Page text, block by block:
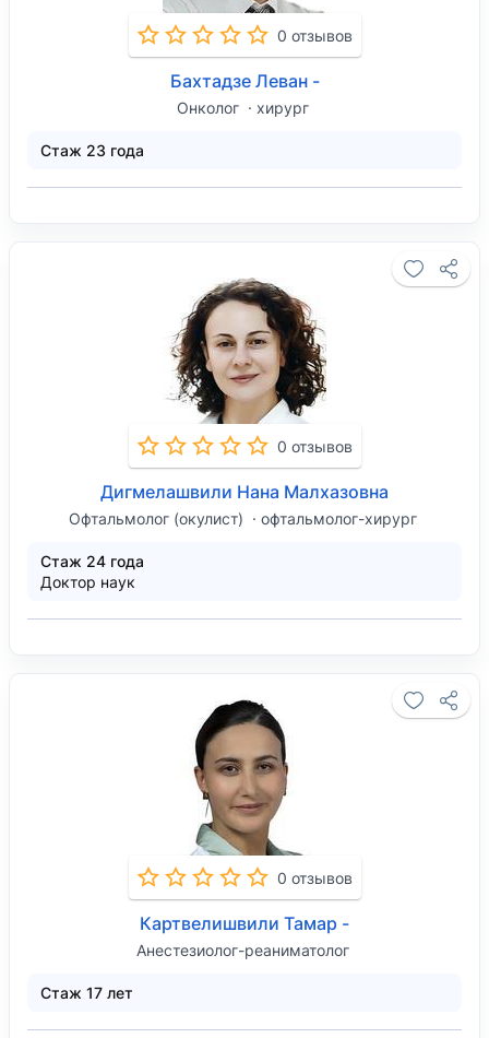
0 отзывов
Бахтадзе Леван -
Онколог хирург
Стаж 23 года
0 отзывов
Дигмелашвили Нана Малхазовна
Офтальмолог (окулист) офтальмолог-хирург
Стаж 24 года
Доктор наук
0 отзывов
Картвелишвили Тамар -
Анестезиолог-реаниматолог
Стаж 17 лет